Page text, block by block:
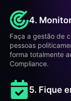
4.
Faça a gestão de
pessoas
forma totalmente
Compliance.
5. Fique